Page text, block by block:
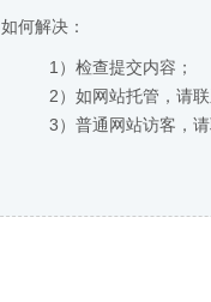
如何解决：
1）检查提交内容；
2）如网站托管，请
3）普通网站访客，